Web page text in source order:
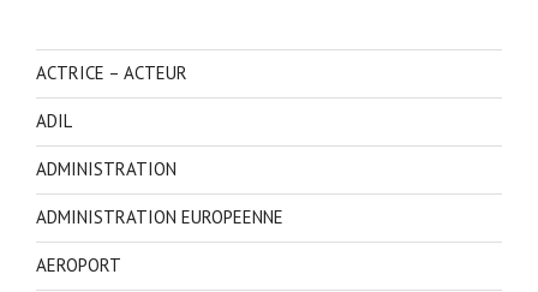
ACTRICE – ACTEUR
ADIL
ADMINISTRATION
ADMINISTRATION EUROPEENNE
AEROPORT